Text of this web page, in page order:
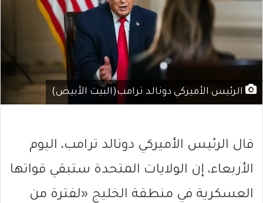
الرئيس الأميركي دونالد ترامب(البيت الأبيض)
قال الرئيس الأميركي دونالد ترامب، اليوم
الأربعاء، إن الولايات المتحدة ستبقي قواتها
العسكرية في منطقة الخليج «لفترة من